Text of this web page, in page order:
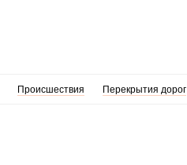
Происшествия Перекрытия дорог